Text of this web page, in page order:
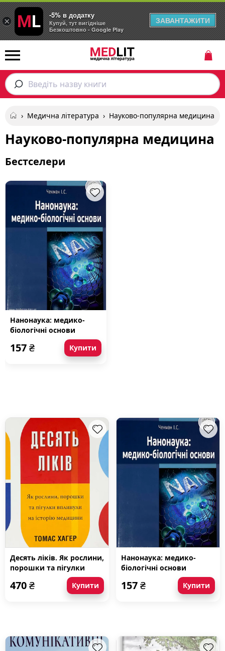
Введіть назву книги
› Медична література › Науково-популярна медицина
Науково-популярна медицина
Бестселери
Нанонаука: медико-
біологічні основи
157₴ Купити
Десять ліків. Як рослини,
порошки та пігулки
вплинули на історію
медицини
470₴ Купити
Нанонаука: медико-
біологічні основи
157₴ Купити
×
-5% в додатку
Купуй, тут вигідніше
Безкоштовно - Google Play
ЗАВАНТАЖИТИ